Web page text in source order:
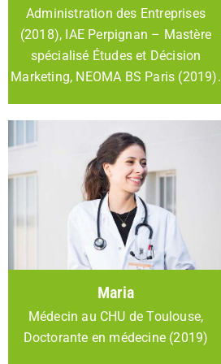
Administration des Entreprises
(2018), IAE Perpignan – Mastère
spécialisé Études et Décision
Marketing, NEOMA BS Paris (2019).
Maria
Médecin au CHU de Toulouse,
Doctorante en médecine (2019)